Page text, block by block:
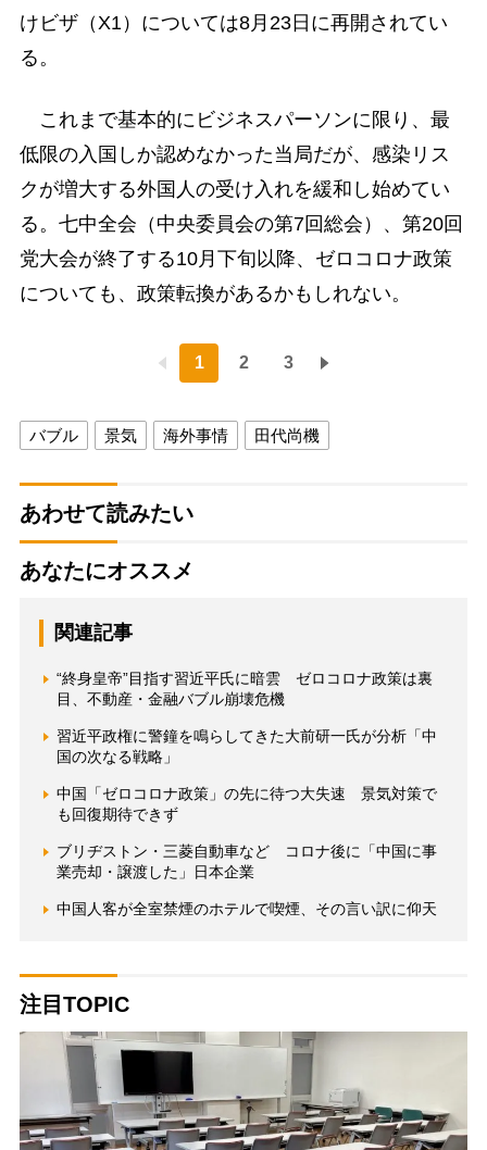
けビザ（X1）については8月23日に再開されてい
る。
これまで基本的にビジネスパーソンに限り、最
低限の入国しか認めなかった当局だが、感染リス
クが増大する外国人の受け入れを緩和し始めてい
る。七中全会（中央委員会の第7回総会）、第20回
党大会が終了する10月下旬以降、ゼロコロナ政策
についても、政策転換があるかもしれない。
1 2 3
バブル 景気 海外事情 田代尚機
あわせて読みたい
あなたにオススメ
関連記事
“終身皇帝”目指す習近平氏に暗雲 ゼロコロナ政策は裏
目、不動産・金融バブル崩壊危機
習近平政権に警鐘を鳴らしてきた大前研一氏が分析「中
国の次なる戦略」
中国「ゼロコロナ政策」の先に待つ大失速 景気対策で
も回復期待できず
ブリヂストン・三菱自動車など コロナ後に「中国に事
業売却・譲渡した」日本企業
中国人客が全室禁煙のホテルで喫煙、その言い訳に仰天
注目TOPIC